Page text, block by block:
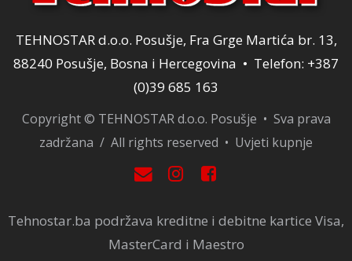
TEHNOSTAR d.o.o. Posušje, Fra Grge Martića br. 13,
88240 Posušje, Bosna i Hercegovina • Telefon: +387
(0)39 685 163
Copyright © TEHNOSTAR d.o.o. Posušje • Sva prava
zadržana / All rights reserved • Uvjeti kupnje
Tehnostar.ba podržava kreditne i debitne kartice Visa,
MasterCard i Maestro